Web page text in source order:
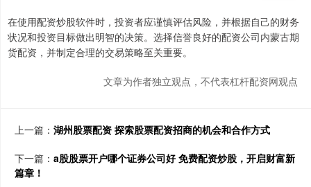
在使用配资炒股软件时，投资者应谨慎评估风险，并根据自己的财务
状况和投资目标做出明智的决策。选择信誉良好的配资公司内蒙古期
货配资，并制定合理的交易策略至关重要。
文章为作者独立观点，不代表杠杆配资网观点
上一篇： 湖州股票配资 探索股票配资招商的机会和合作方式
下一篇： a股股票开户哪个证券公司好 免费配资炒股，开启财富新
篇章！